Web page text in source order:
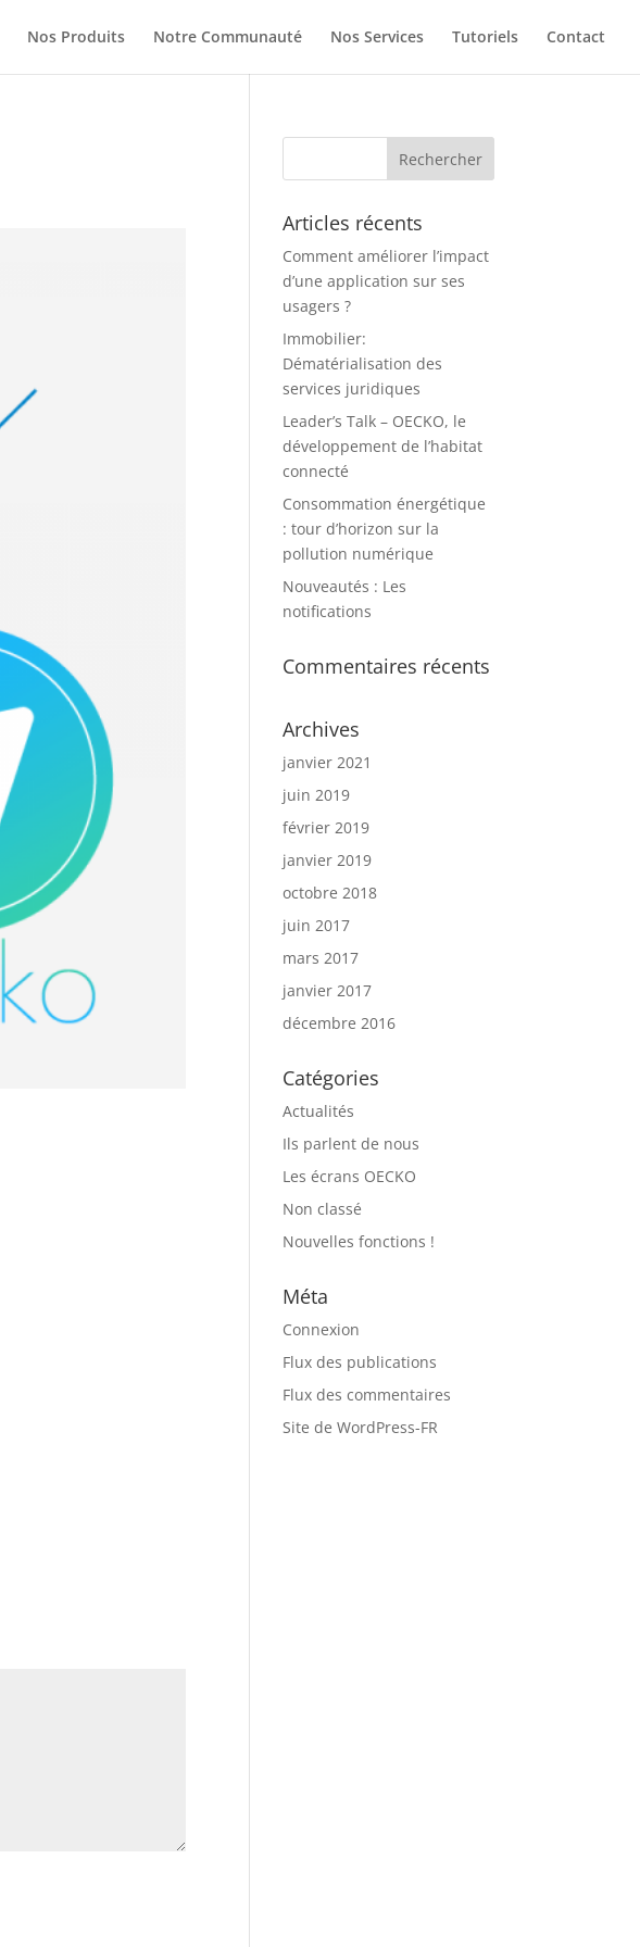
Nos Produits Notre Communauté Nos Services Tutoriels Contact
Articles récents
Comment améliorer l’impact
d’une application sur ses
usagers ?
Immobilier:
Dématérialisation des
services juridiques
Leader’s Talk – OECKO, le
développement de l’habitat
connecté
Consommation énergétique
: tour d’horizon sur la
pollution numérique
Nouveautés : Les
notifications
Commentaires récents
Archives
janvier 2021
juin 2019
février 2019
janvier 2019
octobre 2018
juin 2017
mars 2017
janvier 2017
décembre 2016
Catégories
Actualités
Ils parlent de nous
Les écrans OECKO
Non classé
Nouvelles fonctions !
Méta
Connexion
Flux des publications
Flux des commentaires
Site de WordPress-FR